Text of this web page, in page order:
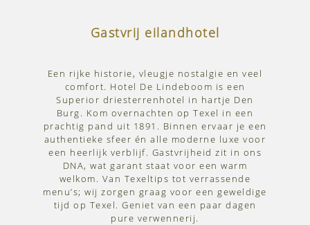
Gastvrij eilandhotel
Een rijke historie, vleugje nostalgie en veel
comfort. Hotel De Lindeboom is een
Superior driesterrenhotel in hartje Den
Burg. Kom overnachten op Texel in een
prachtig pand uit 1891. Binnen ervaar je een
authentieke sfeer én alle moderne luxe voor
een heerlijk verblijf. Gastvrijheid zit in ons
DNA, wat garant staat voor een warm
welkom. Van Texeltips tot verrassende
menu’s; wij zorgen graag voor een geweldige
tijd op Texel. Geniet van een paar dagen
pure verwennerij.